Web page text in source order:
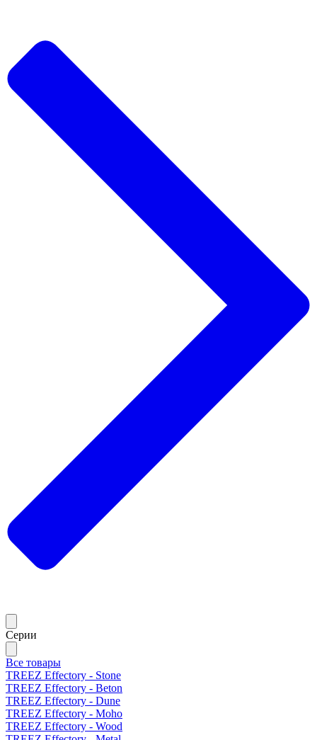
Серии
Все товары
TREEZ Effectory - Stone
TREEZ Effectory - Beton
TREEZ Effectory - Dune
TREEZ Effectory - Moho
TREEZ Effectory - Wood